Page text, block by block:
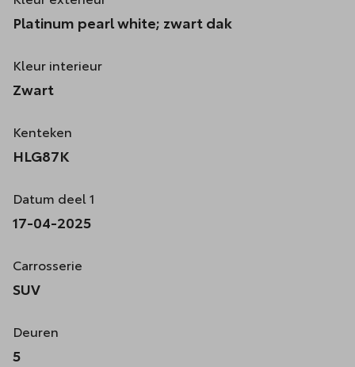
Platinum pearl white; zwart dak
Kleur interieur
Zwart
Kenteken
HLG87K
Datum deel 1
17-04-2025
Carrosserie
SUV
Deuren
5